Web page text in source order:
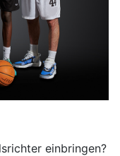
einbringen?